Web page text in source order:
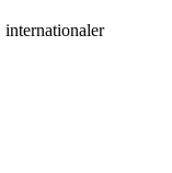
internationaler